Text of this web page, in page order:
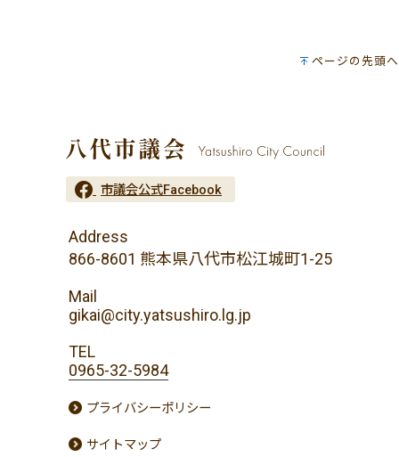
ページの先頭へ
市議会公式Facebook
Address
866-8601 熊本県八代市松江城町1-25
Mail
gikai@city.yatsushiro.lg.jp
TEL
0965-32-5984
プライバシーポリシー
サイトマップ